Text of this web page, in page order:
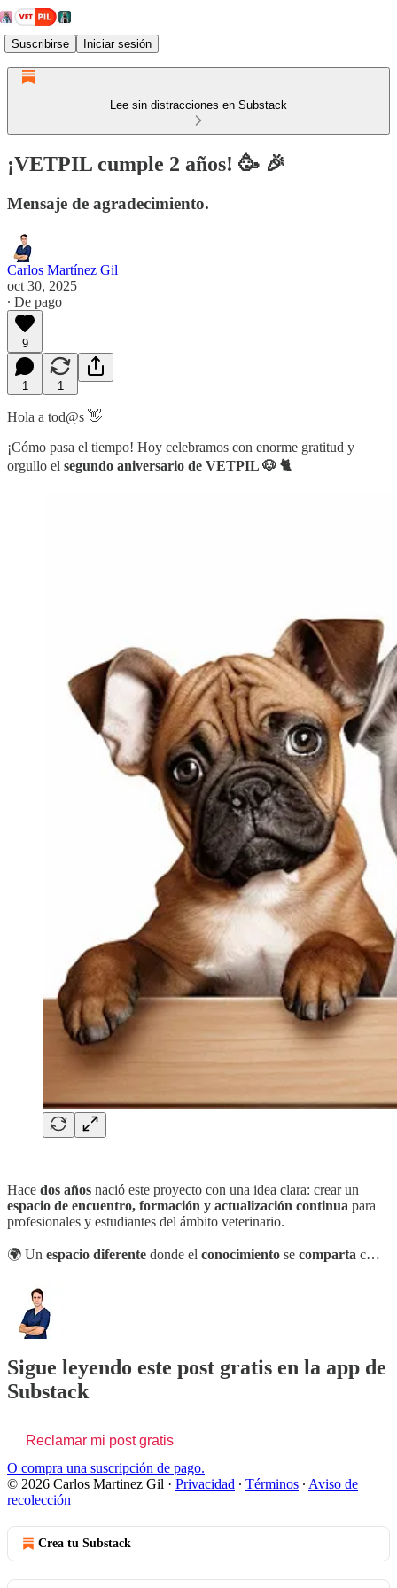
Suscribirse Iniciar sesión
Lee sin distracciones en Substack
¡VETPIL cumple 2 años! 🥳 🎉
Mensaje de agradecimiento.
Carlos Martínez Gil
oct 30, 2025
∙ De pago
9
1 1
Hola a tod@s 👋
¡Cómo pasa el tiempo! Hoy celebramos con enorme gratitud y
orgullo el segundo aniversario de VETPIL 🐶 🐈
Hace dos años nació este proyecto con una idea clara: crear un
espacio de encuentro, formación y actualización continua para
profesionales y estudiantes del ámbito veterinario.
🌍 Un espacio diferente donde el conocimiento se comparta c…
Sigue leyendo este post gratis en la app de
Substack
Reclamar mi post gratis
O compra una suscripción de pago.
© 2026 Carlos Martinez Gil · Privacidad ∙ Términos ∙ Aviso de
recolección
Crea tu Substack